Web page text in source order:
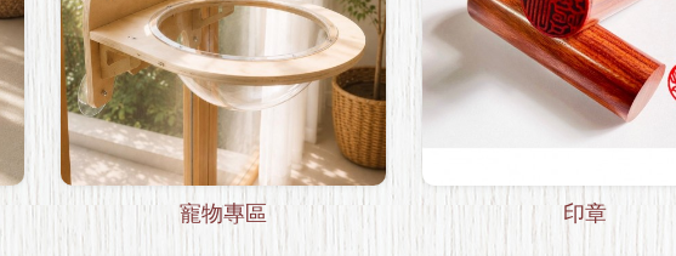
寵物專區 印章